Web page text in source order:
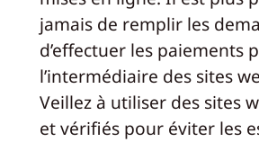
jamais de remplir les
d’effectuer les paiements
l’intermédiaire des sites
Veillez à utiliser des sites
et vérifiés pour éviter les